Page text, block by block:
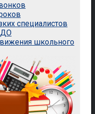
специалистов
школьного